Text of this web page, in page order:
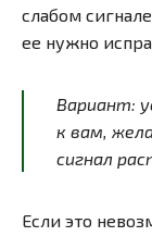
слабом
ее нужно
Вариант:
к вам,
сигнал
Если это